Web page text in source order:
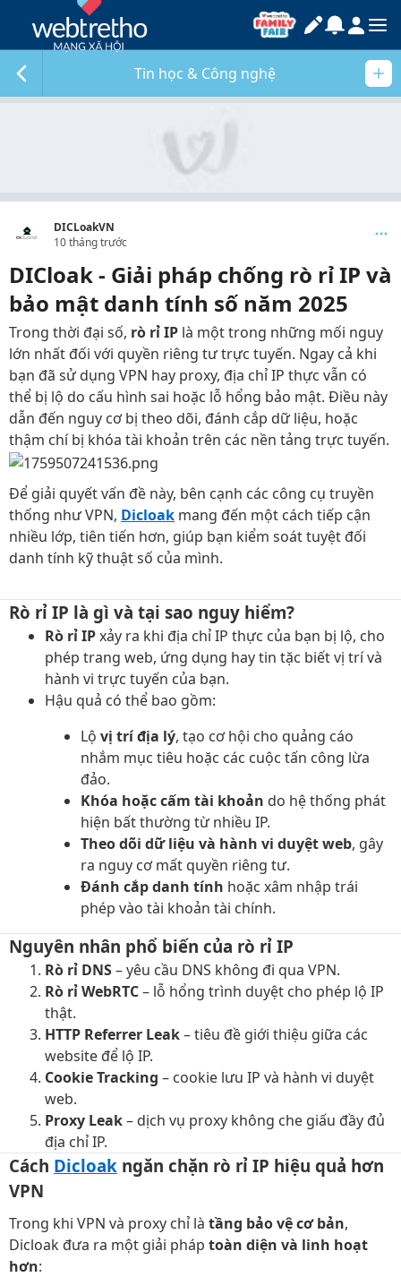
Tin học & Công nghệ
DICLoakVN
10 tháng trước
DICloak - Giải pháp chống rò rỉ IP và
bảo mật danh tính số năm 2025
Trong thời đại số, rò rỉ IP là một trong những mối nguy
lớn nhất đối với quyền riêng tư trực tuyến. Ngay cả khi
bạn đã sử dụng VPN hay proxy, địa chỉ IP thực vẫn có
thể bị lộ do cấu hình sai hoặc lỗ hổng bảo mật. Điều này
dẫn đến nguy cơ bị theo dõi, đánh cắp dữ liệu, hoặc
thậm chí bị khóa tài khoản trên các nền tảng trực tuyến.
Để giải quyết vấn đề này, bên cạnh các công cụ truyền
thống như VPN, Dicloak mang đến một cách tiếp cận
nhiều lớp, tiên tiến hơn, giúp bạn kiểm soát tuyệt đối
danh tính kỹ thuật số của mình.
Rò rỉ IP là gì và tại sao nguy hiểm?​
Rò rỉ IPxảy ra khi địa chỉ IP thực của bạn bị lộ, cho
phép trang web, ứng dụng hay tin tặc biết vị trí và
hành vi trực tuyến của bạn.
Hậu quả có thể bao gồm:
Lộ vị trí địa lý, tạo cơ hội cho quảng cáo
nhắm mục tiêu hoặc các cuộc tấn công lừa
đảo.
Khóa hoặc cấm tài khoản do hệ thống phát
hiện bất thường từ nhiều IP.
Theo dõi dữ liệu và hành vi duyệt web, gây
ra nguy cơ mất quyền riêng tư.
Đánh cắp danh tính hoặc xâm nhập trái
phép vào tài khoản tài chính.
Nguyên nhân phổ biến của rò rỉ IP​
Rò rỉ DNS– yêu cầu DNS không đi qua VPN.
Rò rỉ WebRTC– lỗ hổng trình duyệt cho phép lộ IP
thật.
HTTP Referrer Leak– tiêu đề giới thiệu giữa các
website để lộ IP.
Cookie Tracking – cookie lưu IP và hành vi duyệt
web.
Proxy Leak– dịch vụ proxy không che giấu đầy đủ
địa chỉ IP.
Cách Dicloak ngăn chặn rò rỉ IP hiệu quả hơn
VPN​
Trong khi VPN và proxy chỉ là tầng bảo vệ cơ bản,
Dicloak đưa ra một giải pháp toàn diện và linh hoạt
hơn: